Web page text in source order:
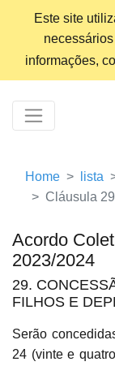
Este site
informações,
Home lista
Cláusula 29
Acordo
2023/2024
29.
FILHOS E
Serão
24 (vinte e